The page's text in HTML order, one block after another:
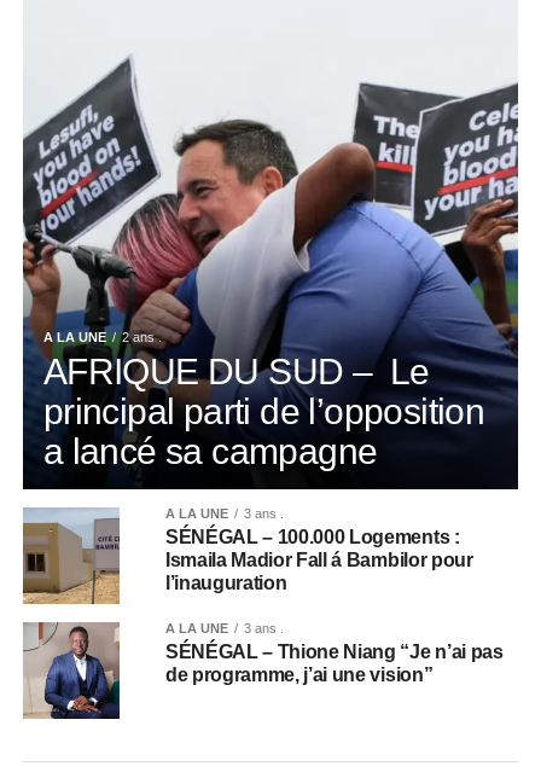
A LA UNE 2 ans .
AFRIQUE DU SUD – Le
principal parti de l’opposition
a lancé sa campagne
A LA UNE 3 ans .
SÉNÉGAL – 100.000 Logements :
Ismaila Madior Fall á Bambilor pour
l’inauguration
A LA UNE 3 ans .
SÉNÉGAL – Thione Niang “Je n’ai pas
de programme, j’ai une vision”